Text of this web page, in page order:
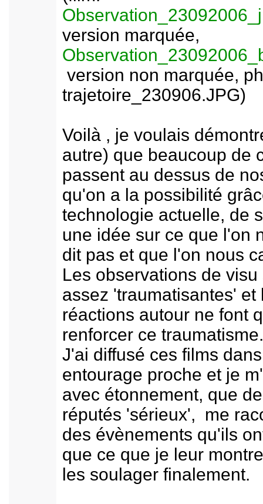
version marquée,
version non marquée,
trajetoire_230906.JPG)
Voilà , je voulais
autre) que beaucoup de
passent au dessus de
qu'on a la possibilité
technologie actuelle, de
une idée sur ce que l'on
dit pas et que l'on nous
Les observations de visu
assez 'traumatisantes' et
réactions autour ne font
renforcer ce traumatisme.
J'ai diffusé ces films
entourage proche et je
avec étonnement, que
réputés 'sérieux', me
des évènements qu'ils
que ce que je leur
les soulager finalement.